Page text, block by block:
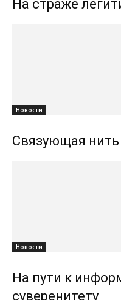
На страже
Новости
Связующая
Новости
На пути к
суверенитету